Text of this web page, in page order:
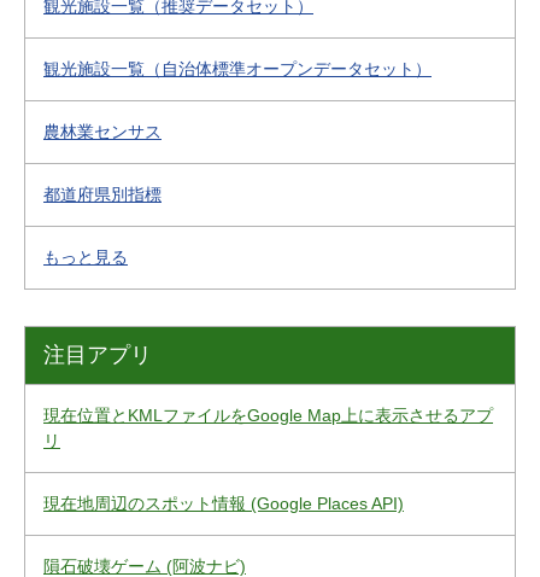
観光施設一覧（推奨データセット）
観光施設一覧（自治体標準オープンデータセット）
農林業センサス
都道府県別指標
もっと見る
注目アプリ
現在位置とKMLファイルをGoogle Map上に表示させるアプ
リ
現在地周辺のスポット情報 (Google Places API)
隕石破壊ゲーム (阿波ナビ)